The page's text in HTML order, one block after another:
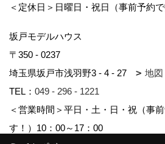
＜定休日＞日曜日・祝日（事前予約
坂戸モデルハウス
〒350 - 0237
埼玉県坂戸市浅羽野3 - 4 - 27
地図
TEL： 049 - 296 - 1221
＜営業時間＞平日・土・日・祝（事
す！）10：00～17：00